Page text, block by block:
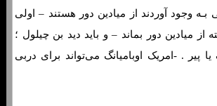
وجود آوردند از میادین دور هستند – اولی
از میادین دور بماند – و باید دید بن چیلول ؛
پیر . -امریک اوبامیانگ می‌تواند برای دربی